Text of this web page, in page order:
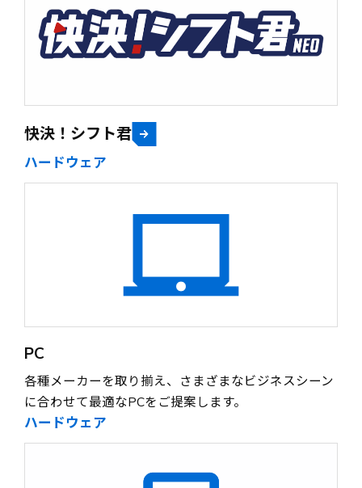
快決！シフト君
ハードウェア
PC
各種メーカーを取り揃え、さまざまなビジネスシーン
に合わせて最適なPCをご提案します。
ハードウェア